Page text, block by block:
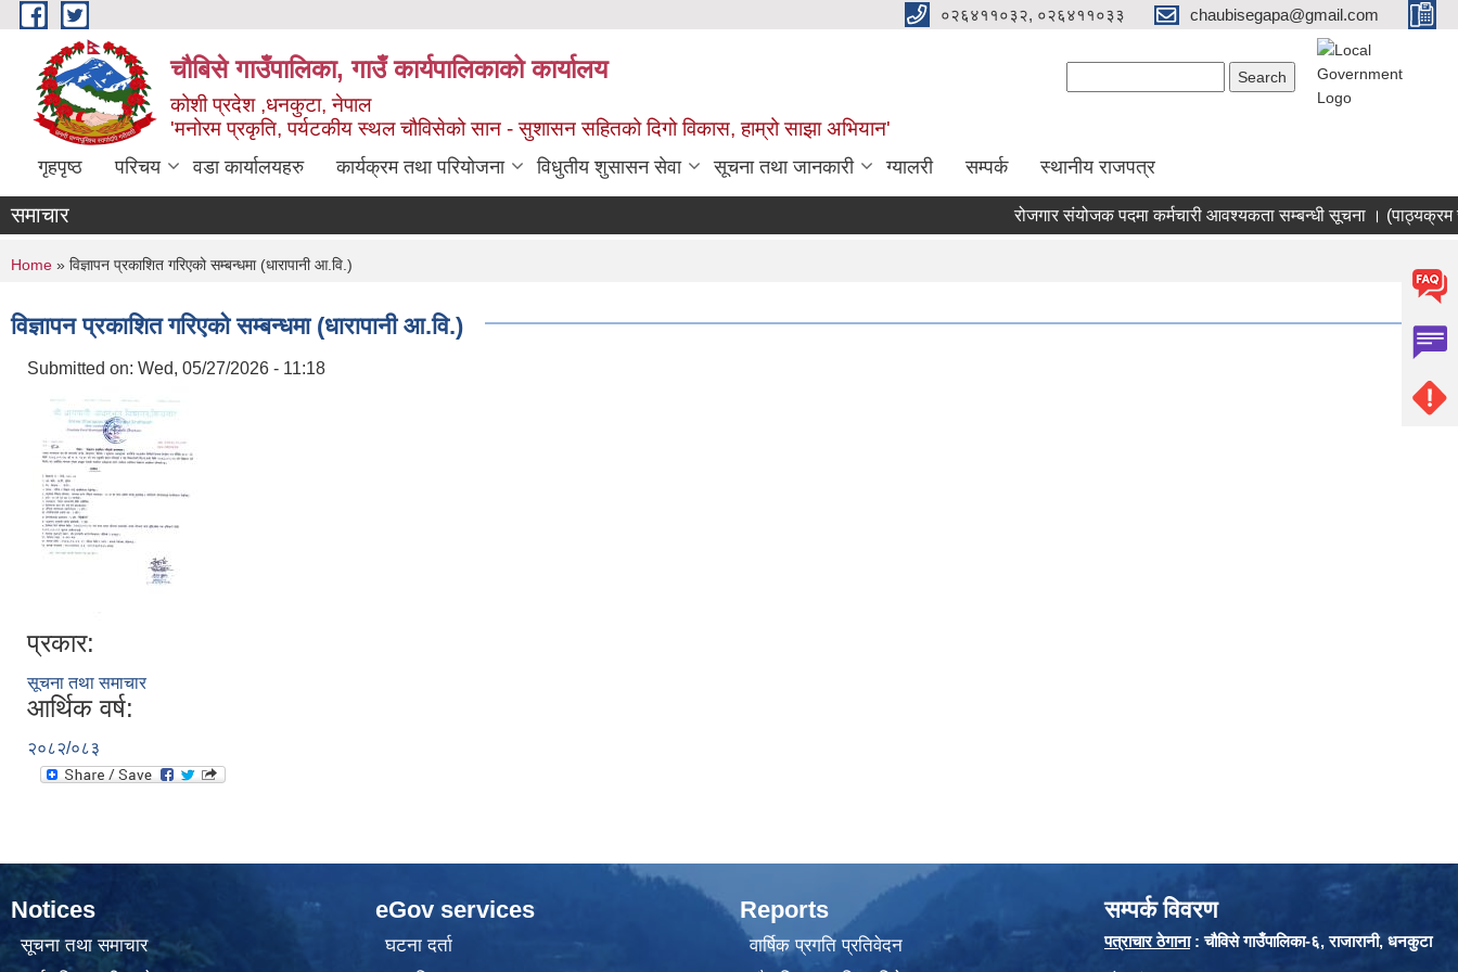
Skip to main content ०२६४११०३२, ०२६४११०३३ chaubisegapa@gmail.com
चौबिसे गाउँपालिका, गाउँ कार्यपालिकाको कार्यालय
कोशी प्रदेश ,धनकुटा, नेपाल
'मनोरम प्रकृति, पर्यटकीय स्थल चौविसेको सान - सुशासन सहितको दिगो विकास, हाम्रो साझा अभियान'
गृहपृष्ठ परिचय वडा कार्यालयहरु कार्यक्रम तथा परियोजना विधुतीय शुसासन सेवा सूचना तथा जानकारी ग्यालरी सम्पर्क स्थानीय राजपत्र
समाचार रोजगार संयोजक पदमा कर्मचारी आवश्यकता सम्बन्धी सूचना । (पाठ्यक्रम
You are here
Home » विज्ञापन प्रकाशित गरिएको सम्बन्धमा (धारापानी आ.वि.)
विज्ञापन प्रकाशित गरिएको सम्बन्धमा (धारापानी आ.वि.)
Submitted on: Wed, 05/27/2026 - 11:18
प्रकार:
सूचना तथा समाचार
आर्थिक वर्ष:
२०८२/०८३
Notices
सूचना तथा समाचार
eGov services
घटना दर्ता
Reports
वार्षिक प्रगति प्रतिवेदन
सम्पर्क विवरण
पत्राचार ठेगाना: चौविसे गाउँपालिका-६, राजारानी, धनकुटा